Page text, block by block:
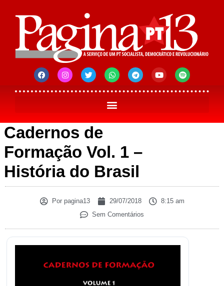
Cadernos de
Formação Vol. 1 –
História do Brasil
Porpagina13 29/07/2018
8:15 am
Sem Comentários